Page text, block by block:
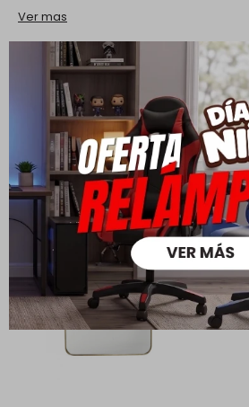
Ver mas
Medios de pago
Productos que te pueden